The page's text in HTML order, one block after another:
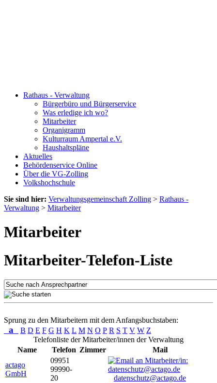
Rathaus - Verwaltung
Bürgerbüro und Bürgerservice
Was erledige ich wo?
Mitarbeiter
Organigramm
Kulturraum Ampertal e.V.
Haushaltspläne
Aktuelles
Behördenservice Online
Über die VG-Zolling
Volkshochschule
Sie sind hier: Verwaltungsgemeinschaft Zolling > Rathaus -
Verwaltung > Mitarbeiter
Mitarbeiter
Mitarbeiter-Telefon-Liste
Sprung zu den Mitarbeitern mit dem Anfangsbuchstaben:
a B D E F G H K L M N O P R S T V W Z
Telefonliste der Mitarbeiter/innen der Verwaltung
Name
Telefon Zimmer
Mail
actago
GmbH
09951
99990-
20
datenschutz@actago.de